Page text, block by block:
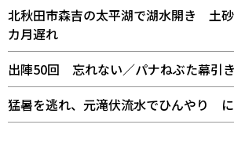
北秋田市森吉の太平湖で湖水開き 土
カ月遅れ
出陣50回 忘れない／パナねぶた幕引
猛暑を逃れ、元滝伏流水でひんやり